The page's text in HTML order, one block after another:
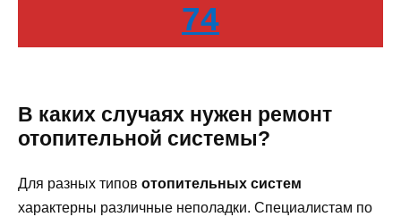
74
В каких случаях нужен ремонт
отопительной системы?
Для разных типов отопительных систем
характерны различные неполадки. Специалистам по